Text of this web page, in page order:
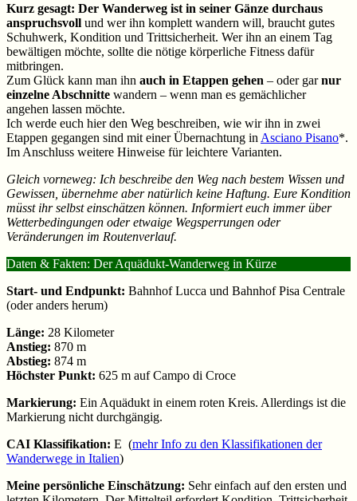
Kurz gesagt: Der Wanderweg ist in seiner Gänze durchaus
anspruchsvoll und wer ihn komplett wandern will, braucht gutes
Schuhwerk, Kondition und Trittsicherheit. Wer ihn an einem Tag
bewältigen möchte, sollte die nötige körperliche Fitness dafür
mitbringen.
Zum Glück kann man ihn auch in Etappen gehen – oder garnur
einzelne Abschnitte wandern – wenn man es gemächlicher
angehen lassen möchte.
Ich werde euch hier den Weg beschreiben, wie wir ihn in zwei
Etappen gegangen sind mit einer Übernachtung in Asciano Pisano*.
Im Anschluss weitere Hinweise für leichtere Varianten.
Gleich vorneweg: Ich beschreibe den Weg nach bestem Wissen und
Gewissen, übernehme aber natürlich keine Haftung. Eure Kondition
müsst ihr selbst einschätzen können. Informiert euch immer über
Wetterbedingungen oder etwaige Wegsperrungen oder
Veränderungen im Routenverlauf.
Daten & Fakten: Der Aquädukt-Wanderweg in Kürze
Start- und Endpunkt: Bahnhof Lucca und Bahnhof Pisa Centrale
(oder anders herum)
Länge: 28 Kilometer
Anstieg: 870 m
Abstieg: 874 m
Höchster Punkt: 625 m auf Campo di Croce
Markierung: Ein Aquädukt in einem roten Kreis. Allerdings ist die
Markierung nicht durchgängig.
CAI Klassifikation: E (mehr Info zu den Klassifikationen der
Wanderwege in Italien)
Meine persönliche Einschätzung: Sehr einfach auf den ersten und